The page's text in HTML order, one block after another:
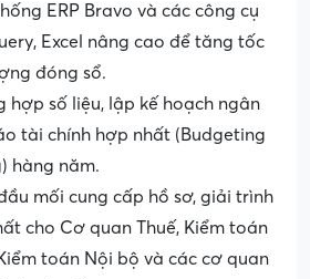
ERP Bravo và các công cụ
Excel nâng cao để tăng tốc
đóng sổ.
hợp số liệu, lập kế hoạch ngân
tài chính hợp nhất (Budgeting
hàng năm.
mối cung cấp hồ sơ, giải trình
cho Cơ quan Thuế, Kiểm toán
toán Nội bộ và các cơ quan